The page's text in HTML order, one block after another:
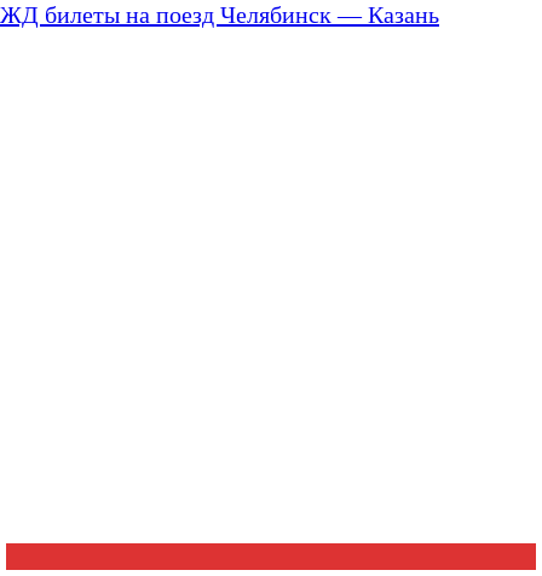
ЖД билеты на поезд Челябинск — Казань